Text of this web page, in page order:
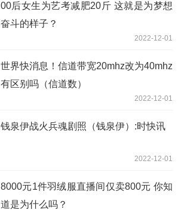
00后女生为艺考减肥20斤 这就是为梦想
奋斗的样子？
2022-12-01
世界快消息！信道带宽20mhz改为40mhz
有区别吗（信道数）
2022-12-01
钱泉伊战火兵魂剧照（钱泉伊）:时快讯
2022-12-01
8000元1件羽绒服直播间仅卖800元 你知
道是为什么吗？